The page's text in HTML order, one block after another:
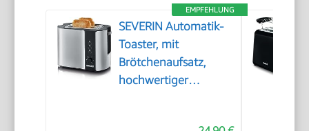
EMPFEHLUNG
SEVERIN Automatik-
Toaster, mit
Brötchenaufsatz,
hochwertiger